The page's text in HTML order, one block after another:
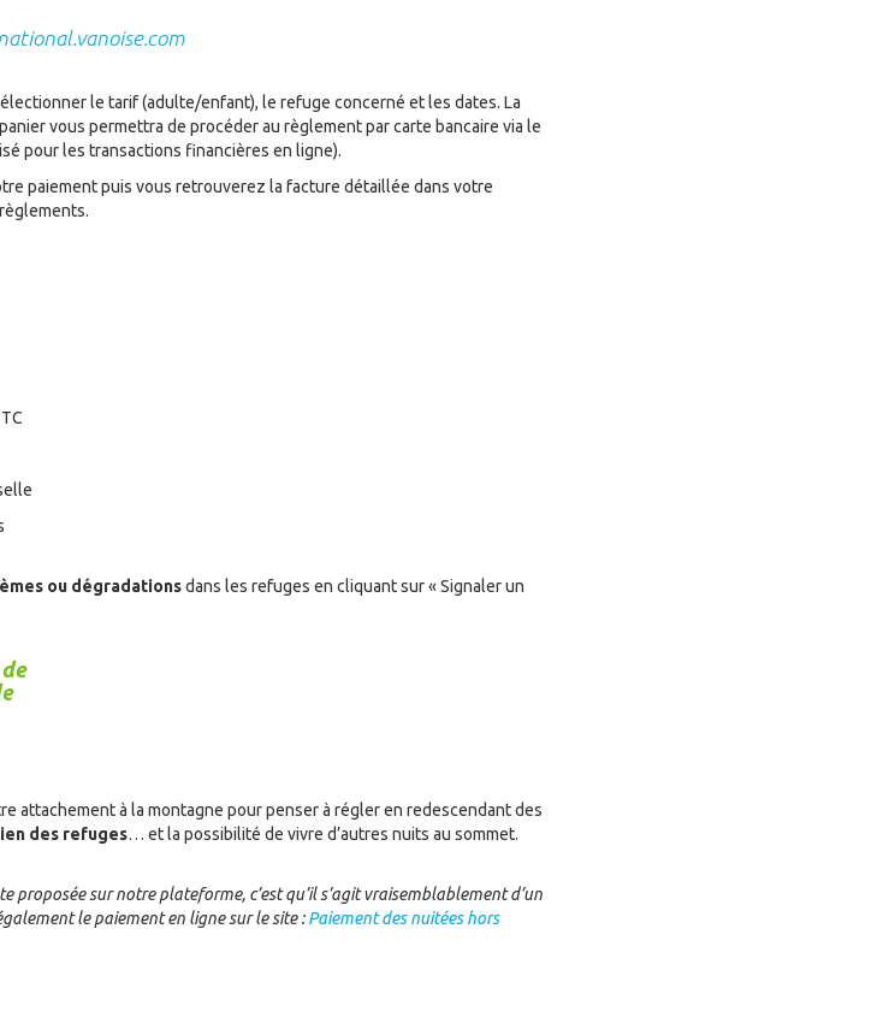
le tarif (adulte/enfant), le refuge concerné et les dates. La
vous permettra de procéder au règlement par carte bancaire via le
pour les transactions financières en ligne).
paiement puis vous retrouverez la facture détaillée dans votre
ou dégradationsdans les refuges en cliquant sur « Signaler un
attachement à la montagne pour penser à régler en redescendant des
des refuges… et la possibilité de vivre d’autres nuits au sommet.
proposée sur notre plateforme, c’est qu’il s’agit vraisemblablement d’un
le paiement en ligne sur le site :Paiement des nuitées hors